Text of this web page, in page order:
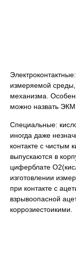
измеряемой среды,
механизма.
можно назвать ЭКМ
Специальные:
иногда даже
контакте с чистым
выпускаются в
циферблате
изготовлении
при контакте с
взрывоопасной
коррозиестоикими.